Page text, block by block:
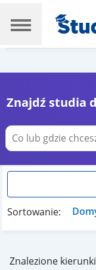
Znajdź studia
Sortowanie:
Znalezione